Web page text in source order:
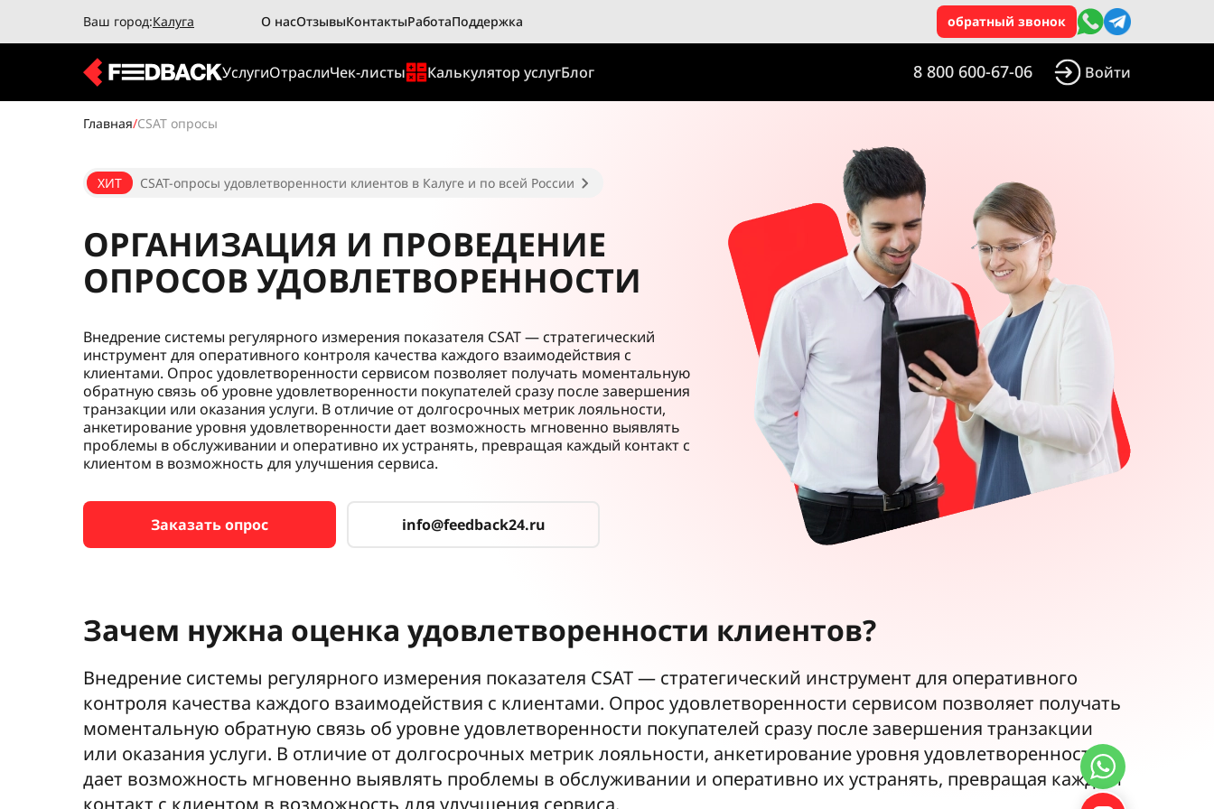
Ваш город:Калуга О насОтзывыКонтактыРаботаПоддержка обратный звонок
УслугиОтраслиЧек-листы Калькулятор услугБлог 8 800 600-67-06 Войти
Главная/CSAT опросы
ХИТ CSAT-опросы удовлетворенности клиентов в Калуге и по всей России
ОРГАНИЗАЦИЯ И ПРОВЕДЕНИЕ
ОПРОСОВ УДОВЛЕТВОРЕННОСТИ
Внедрение системы регулярного измерения показателя CSAT — стратегический
инструмент для оперативного контроля качества каждого взаимодействия с
клиентами. Опрос удовлетворенности сервисом позволяет получать моментальную
обратную связь об уровне удовлетворенности покупателей сразу после завершения
транзакции или оказания услуги. В отличие от долгосрочных метрик лояльности,
анкетирование уровня удовлетворенности дает возможность мгновенно выявлять
проблемы в обслуживании и оперативно их устранять, превращая каждый контакт с
клиентом в возможность для улучшения сервиса.
Заказать опрос info@feedback24.ru
Зачем нужна оценка удовлетворенности клиентов?
Внедрение системы регулярного измерения показателя CSAT — стратегический инструмент для оперативного
контроля качества каждого взаимодействия с клиентами. Опрос удовлетворенности сервисом позволяет получать
моментальную обратную связь об уровне удовлетворенности покупателей сразу после завершения транзакции
или оказания услуги. В отличие от долгосрочных метрик лояльности, анкетирование уровня удовлетворенности
дает возможность мгновенно выявлять проблемы в обслуживании и оперативно их устранять, превращая каждый
контакт с клиентом в возможность для улучшения сервиса.